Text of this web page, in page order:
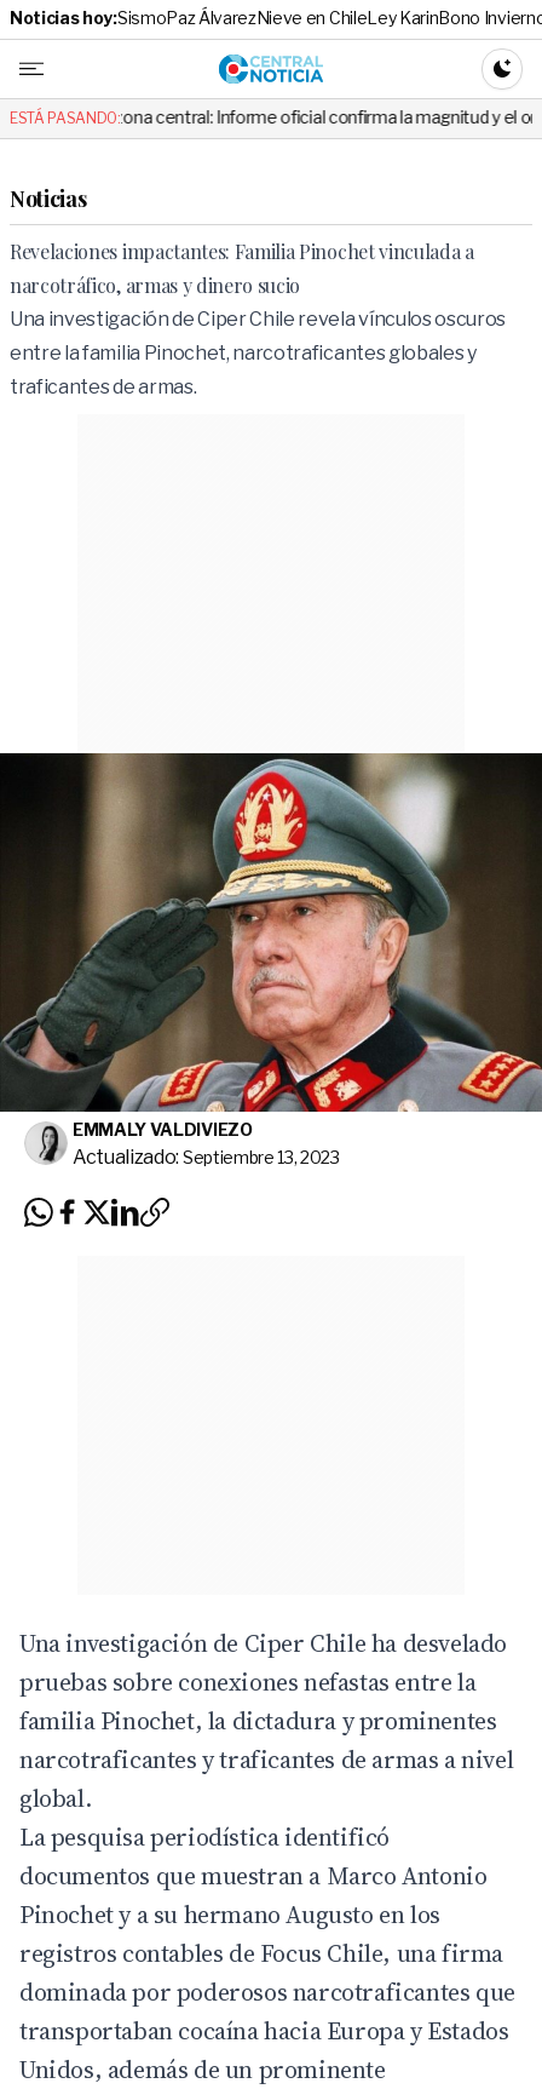
Noticias hoy:SismoPaz ÁlvarezNieve en ChileLey KarinBono
Central
ESTÁ PASANDO:
central: Informe oficial confirma la magnitud y el origen del
Noticias
Revelaciones impactantes: Familia Pinochet vinculada a
narcotráfico, armas y dinero sucio
Una investigación de Ciper Chile revela vínculos oscuros
entre la familia Pinochet, narcotraficantes globales y
traficantes de armas.
EMMALY VALDIVIEZO
Actualizado: Septiembre 13, 2023
Una investigación de Ciper Chile ha desvelado
pruebas sobre conexiones nefastas entrela
familia Pinochet, la dictadura y prominentes
narcotraficantes y traficantes de armas a nivel
global.
La pesquisa periodística identificó
documentos que muestran a Marco Antonio
Pinochet y a su hermano Augusto en los
registros contables de Focus Chile, una firma
dominada por poderosos narcotraficantes que
transportaban cocaína hacia Europa y Estados
Unidos, además de un prominente